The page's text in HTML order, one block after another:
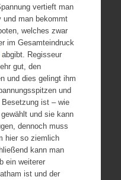
vertieft man
und man bekommt
welches zwar
im Gesamteindruck
Regisseur
gut, den
und dies gelingt ihm
und
ist – wie
und sie kann
dennoch muss
hier so ziemlich
kann man
ein weiterer
ist und der